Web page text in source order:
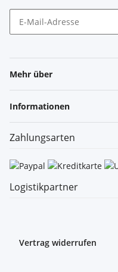
Mehr über
Informationen
Zahlungsarten
Logistikpartner
Vertrag widerrufen